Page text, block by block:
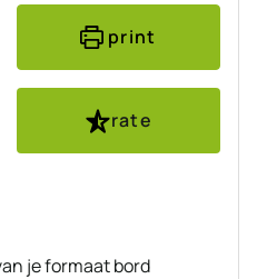
print
rate
je formaat bord